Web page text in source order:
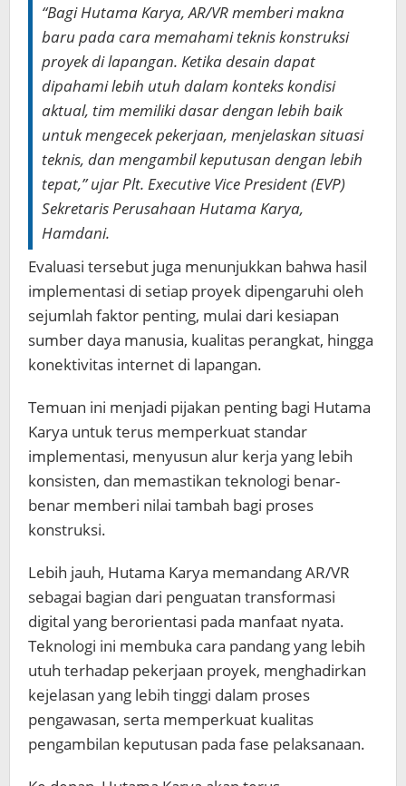
“Bagi Hutama Karya, AR/VR memberi makna
baru pada cara memahami teknis konstruksi
proyek di lapangan. Ketika desain dapat
dipahami lebih utuh dalam konteks kondisi
aktual, tim memiliki dasar dengan lebih baik
untuk mengecek pekerjaan, menjelaskan situasi
teknis, dan mengambil keputusan dengan lebih
tepat,” ujar Plt. Executive Vice President (EVP)
Sekretaris Perusahaan Hutama Karya,
Hamdani.
Evaluasi tersebut juga menunjukkan bahwa hasil
implementasi di setiap proyek dipengaruhi oleh
sejumlah faktor penting, mulai dari kesiapan
sumber daya manusia, kualitas perangkat, hingga
konektivitas internet di lapangan.
Temuan ini menjadi pijakan penting bagi Hutama
Karya untuk terus memperkuat standar
implementasi, menyusun alur kerja yang lebih
konsisten, dan memastikan teknologi benar-
benar memberi nilai tambah bagi proses
konstruksi.
Lebih jauh, Hutama Karya memandang AR/VR
sebagai bagian dari penguatan transformasi
digital yang berorientasi pada manfaat nyata.
Teknologi ini membuka cara pandang yang lebih
utuh terhadap pekerjaan proyek, menghadirkan
kejelasan yang lebih tinggi dalam proses
pengawasan, serta memperkuat kualitas
pengambilan keputusan pada fase pelaksanaan.